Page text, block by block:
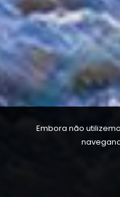
Embora não